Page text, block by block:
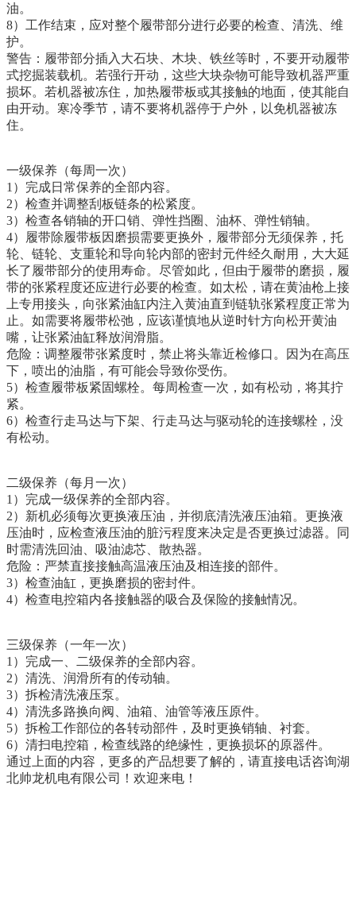
油。
8）工作结束，应对整个履带部分进行必要的检查、清洗、维
护。
警告：履带部分插入大石块、木块、铁丝等时，不要开动履带
式挖掘装载机。若强行开动，这些大块杂物可能导致机器严重
损坏。若机器被冻住，加热履带板或其接触的地面，使其能自
由开动。寒冷季节，请不要将机器停于户外，以免机器被冻
住。
一级保养（每周一次）
1）完成日常保养的全部内容。
2）检查并调整刮板链条的松紧度。
3）检查各销轴的开口销、弹性挡圈、油杯、弹性销轴。
4）履带除履带板因磨损需要更换外，履带部分无须保养，托
轮、链轮、支重轮和导向轮内部的密封元件经久耐用，大大延
长了履带部分的使用寿命。尽管如此，但由于履带的磨损，履
带的张紧程度还应进行必要的检查。如太松，请在黄油枪上接
上专用接头，向张紧油缸内注入黄油直到链轨张紧程度正常为
止。如需要将履带松弛，应该谨慎地从逆时针方向松开黄油
嘴，让张紧油缸释放润滑脂。
危险：调整履带张紧度时，禁止将头靠近检修口。因为在高压
下，喷出的油脂，有可能会导致你受伤。
5）检查履带板紧固螺栓。每周检查一次，如有松动，将其拧
紧。
6）检查行走马达与下架、行走马达与驱动轮的连接螺栓，没
有松动。
二级保养（每月一次）
1）完成一级保养的全部内容。
2）新机必须每次更换液压油，并彻底清洗液压油箱。更换液
压油时，应检查液压油的脏污程度来决定是否更换过滤器。同
时需清洗回油、吸油滤芯、散热器。
危险：严禁直接接触高温液压油及相连接的部件。
3）检查油缸，更换磨损的密封件。
4）检查电控箱内各接触器的吸合及保险的接触情况。
三级保养（一年一次）
1）完成一、二级保养的全部内容。
2）清洗、润滑所有的传动轴。
3）拆检清洗液压泵。
4）清洗多路换向阀、油箱、油管等液压原件。
5）拆检工作部位的各转动部件，及时更换销轴、衬套。
6）清扫电控箱，检查线路的绝缘性，更换损坏的原器件。
通过上面的内容，更多的产品想要了解的，请直接电话咨询湖
北帅龙机电有限公司！欢迎来电！